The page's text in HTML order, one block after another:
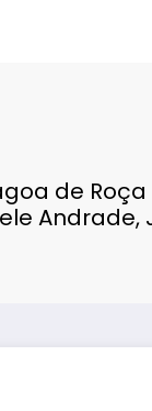
de
Andrade,